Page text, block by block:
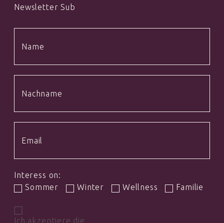
Newsletter Sub
Interess on:
Sommer
Winter Wellness Familie
Ich akzeptiere die